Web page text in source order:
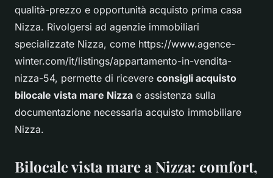
qualità-prezzo e opportunità acquisto prima casa
Nizza. Rivolgersi ad agenzie immobiliari
specializzate Nizza, come https://www.agence-
winter.com/it/listings/appartamento-in-vendita-
nizza-54, permette di ricevere consigli acquisto
bilocale vista mare Nizza e assistenza sulla
documentazione necessaria acquisto immobiliare
Nizza.
Bilocale vista mare a Nizza: comfort,